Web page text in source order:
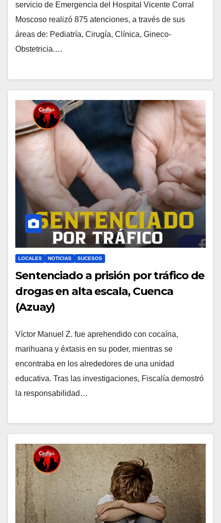
servicio de Emergencia del Hospital Vicente Corral
Moscoso realizó 875 atenciones, a través de sus
áreas de: Pediatría, Cirugía, Clínica, Gineco-
Obstetricia.…
LOCALES NOTICIAS SUCESOS
Sentenciado a prisión por tráfico de
drogas en alta escala, Cuenca
(Azuay)
Víctor Manuel Z. fue aprehendido con cocaína,
marihuana y éxtasis en su poder, mientras se
encontraba en los alrededores de una unidad
educativa. Tras las investigaciones, Fiscalía demostró
la responsabilidad…